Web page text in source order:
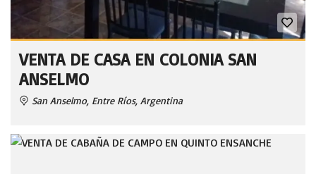
VENTA DE CASA EN COLONIA SAN
ANSELMO
San Anselmo, Entre Ríos, Argentina